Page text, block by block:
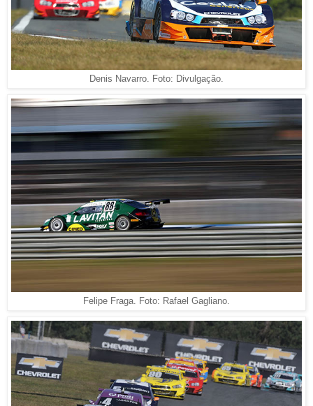
Denis Navarro. Foto: Divulgação.
Felipe Fraga. Foto: Rafael Gagliano.